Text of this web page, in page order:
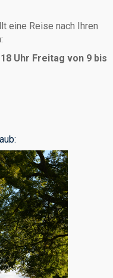
eine Reise nach Ihren
Uhr Freitag von 9 bis